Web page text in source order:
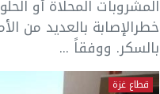
المشروبات المحلاة أو
خطرالإصابة بالعديد من
بالسكر. ووفقاً ...
قطاع غزة